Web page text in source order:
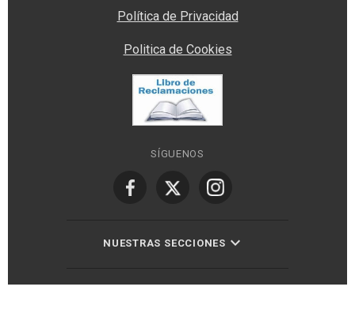
Política de Privacidad
Politica de Cookies
SÍGUENOS
NUESTRAS SECCIONES